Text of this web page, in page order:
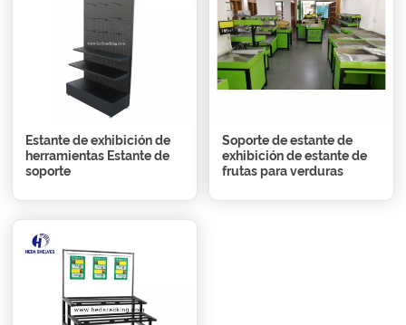
Estante de exhibición de
herramientas Estante de
soporte
Soporte de estante de
exhibición de estante de
frutas para verduras